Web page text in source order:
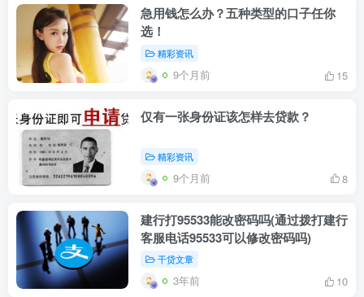
急用钱怎么办？五种类型的口子任你
选！
精彩资讯
9个月前 15
仅有一张身份证该怎样去贷款？
精彩资讯
9个月前 8
建行打95533能改密码吗(通过拨打建行
客服电话95533可以修改密码吗)
干贷文章
3年前 10